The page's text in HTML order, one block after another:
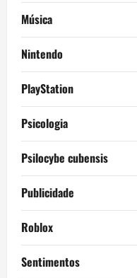
Música
Nintendo
PlayStation
Psicologia
Psilocybe cubensis
Publicidade
Roblox
Sentimentos